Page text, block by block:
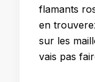
flamants
en
sur les
vais pas